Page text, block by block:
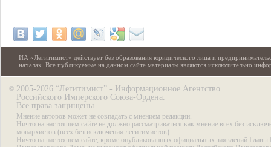
ИА «Легитимист» действует без образования юридического лица и
началах. Все публикуемые на данном сайте материалы являются исключительно
© 2005-2026 “Легитимист” - Информационное Агентство
Российского Имперского Союза-Ордена.
Все права защищены.
Мнение авторов может не совпадать с мнением редакции.
Ничто на настоящем сайте не должно рассматриваться как мнение всех без
монархистов (всех без исключения легитимистов).
Ничто на настоящем сайте, кроме опубликованных официальных заявлений Главы